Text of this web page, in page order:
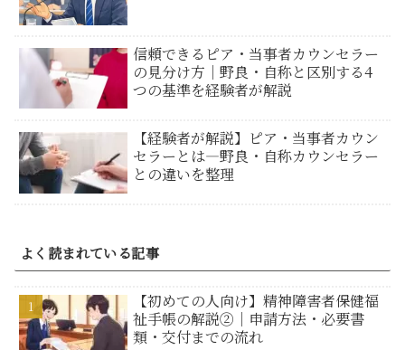
信頼できるピア・当事者カウンセラー
の見分け方｜野良・自称と区別する4
つの基準を経験者が解説
【経験者が解説】ピア・当事者カウン
セラーとは―野良・自称カウンセラー
との違いを整理
よく読まれている記事
【初めての人向け】精神障害者保健福
祉手帳の解説②｜申請方法・必要書
類・交付までの流れ